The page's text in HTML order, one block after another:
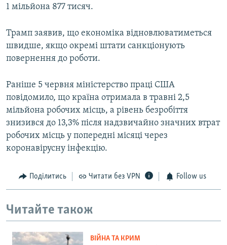
1 мільйона 877 тисяч.
Трамп заявив, що економіка відновлюватиметься
швидше, якщо окремі штати санкціонують
повернення до роботи.
Раніше 5 червня міністерство праці США
повідомило, що країна отримала в травні 2,5
мільйона робочих місць, а рівень безробіття
знизився до 13,3% після надзвичайно значних втрат
робочих місць у попередні місяці через
коронавірусну інфекцію.
Поділитись Читати без VPN Follow us
Читайте також
ВІЙНА ТА КРИМ